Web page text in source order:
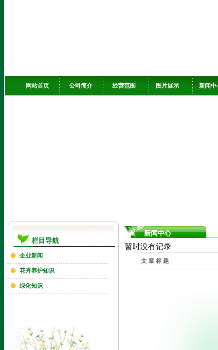
网站首页 公司简介 经营范围 图片展示 新闻中
栏目导航
企业新闻
花卉养护知识
绿化知识
新闻中心
暂时没有记录
文 章 标 题